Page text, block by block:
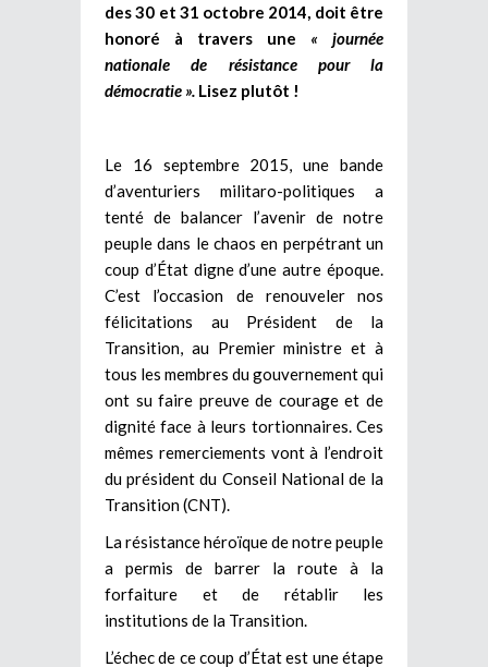
des 30 et 31 octobre 2014, doit être
honoré à travers une « journée
nationale de résistance pour la
démocratie ». Lisez plutôt !
Le 16 septembre 2015, une bande
d’aventuriers militaro-politiques a
tenté de balancer l’avenir de notre
peuple dans le chaos en perpétrant un
coup d’État digne d’une autre époque.
C’est l’occasion de renouveler nos
félicitations au Président de la
Transition, au Premier ministre et à
tous les membres du gouvernement qui
ont su faire preuve de courage et de
dignité face à leurs tortionnaires. Ces
mêmes remerciements vont à l’endroit
du président du Conseil National de la
Transition (CNT).
La résistance héroïque de notre peuple
a permis de barrer la route à la
forfaiture et de rétablir les
institutions de la Transition.
L’échec de ce coup d’État est une étape